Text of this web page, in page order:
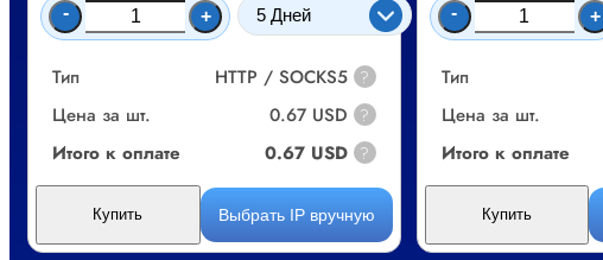
- +
Тип
Цена за шт.
Итого к оплате
Купить
- +
Тип HTTP / SOCKS5 ?
Цена за шт. 0.67 USD ?
Итого к оплате 0.67 USD ?
Выбрать IP вручную
Купить